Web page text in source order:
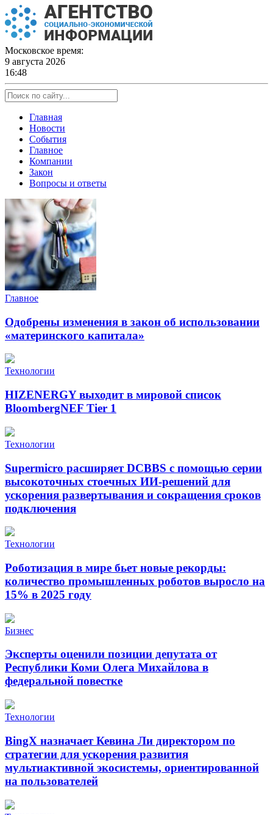
Skip
to
content
Московское время:
9 августа 2026
16:48
Главная
Новости
События
Главное
Компании
Закон
Вопросы и ответы
Главное
Одобрены изменения в закон об использовании
«материнского капитала»
Технологии
HIZENERGY выходит в мировой список
BloombergNEF Tier 1
Технологии
Supermicro расширяет DCBBS с помощью серии
высокоточных стоечных ИИ-решений для
ускорения развертывания и сокращения сроков
подключения
Технологии
Роботизация в мире бьет новые рекорды:
количество промышленных роботов выросло на
15% в 2025 году
Бизнес
Эксперты оценили позиции депутата от
Республики Коми Олега Михайлова в
федеральной повестке
Технологии
BingX назначает Кевина Ли директором по
стратегии для ускорения развития
мультиактивной экосистемы, ориентированной
на пользователей